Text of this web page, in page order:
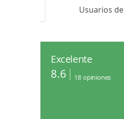
Usuarios de
Excelente
8.6 18 opiniones